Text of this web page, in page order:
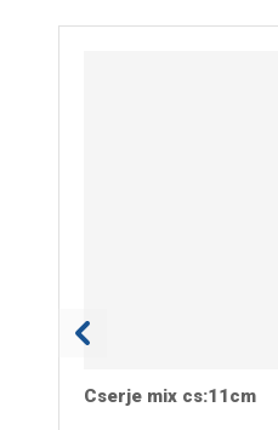
Cserje mix cs:11cm